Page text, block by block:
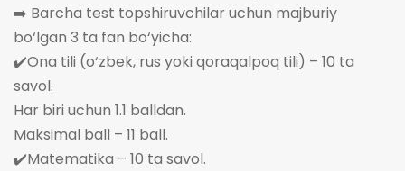
➡️ Barcha test topshiruvchilar uchun majburiy
bo‘lgan 3 ta fan bo‘yicha:
✔️Ona tili (o‘zbek, rus yoki qoraqalpoq tili) – 10 ta
savol.
Har biri uchun 1.1 balldan.
Maksimal ball – 11 ball.
✔️Matematika – 10 ta savol.